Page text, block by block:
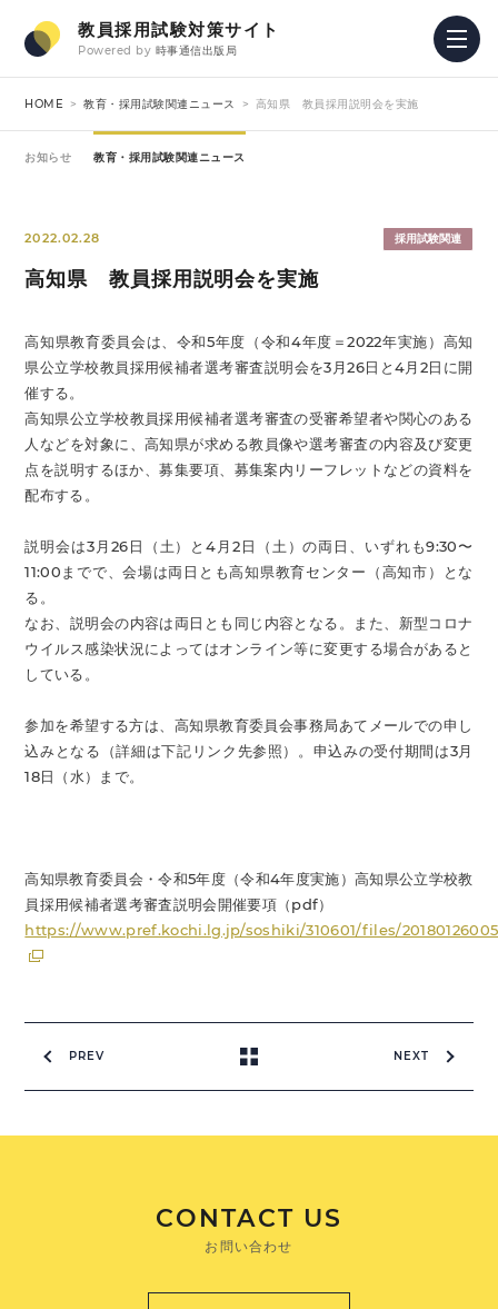
教員採用試験対策サイト
Powered by 時事通信出版局
HOME 教育・採用試験関連ニュース 高知県 教員採用説明会を実施
お知らせ 教育・採用試験関連ニュース
2022.02.28 採用試験関連
高知県 教員採用説明会を実施
高知県教育委員会は、令和5年度（令和4年度＝2022年実施）高知
県公立学校教員採用候補者選考審査説明会を3月26日と4月2日に開
催する。
高知県公立学校教員採用候補者選考審査の受審希望者や関心のある
人などを対象に、高知県が求める教員像や選考審査の内容及び変更
点を説明するほか、募集要項、募集案内リーフレットなどの資料を
配布する。
説明会は3月26日（土）と4月2日（土）の両日、いずれも9:30〜
11:00までで、会場は両日とも高知県教育センター（高知市）とな
る。
なお、説明会の内容は両日とも同じ内容となる。また、新型コロナ
ウイルス感染状況によってはオンライン等に変更する場合があると
している。
参加を希望する方は、高知県教育委員会事務局あてメールでの申し
込みとなる（詳細は下記リンク先参照）。申込みの受付期間は3月
18日（水）まで。
高知県教育委員会・令和5年度（令和4年度実施）高知県公立学校教
員採用候補者選考審査説明会開催要項（pdf）
https://www.pref.kochi.lg.jp/soshiki/310601/files/
PREV NEXT
CONTACT US
お問い合わせ